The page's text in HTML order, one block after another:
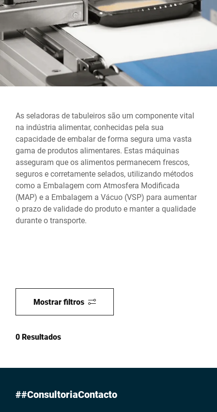
Site global
As seladoras de tabuleiros são um componente vital
na indústria alimentar, conhecidas pela sua
capacidade de embalar de forma segura uma vasta
gama de produtos alimentares. Estas máquinas
asseguram que os alimentos permanecem frescos,
seguros e corretamente selados, utilizando métodos
como a Embalagem com Atmosfera Modificada
(MAP) e a Embalagem a Vácuo (VSP) para aumentar
o prazo de validade do produto e manter a qualidade
durante o transporte.
Mostrar filtros
0 Resultados
##ConsultoriaContacto